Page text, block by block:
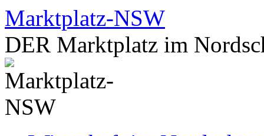
Zum
Inhalt
springen
Marktplatz-NSW
DER Marktplatz im